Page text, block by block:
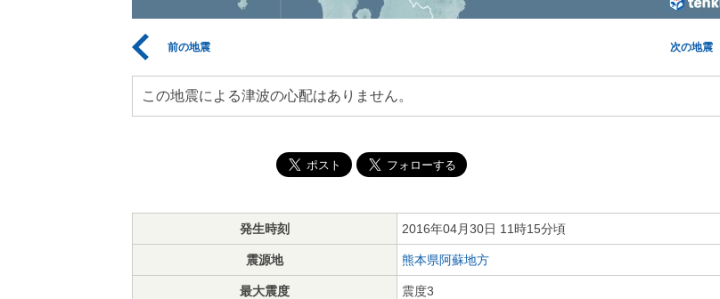
前の地震 次の地震
この地震による津波の心配はありません。
発生時刻 2016年04月30日 11時15分頃
震源地 熊本県阿蘇地方
最大震度 震度3